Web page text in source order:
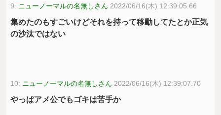
9: ニューノーマルの名無しさん 2022/06/16(木) 12:39:05.66
集めたのもすごいけどそれを持って移動してたとか正気
の沙汰ではない
10: ニューノーマルの名無しさん 2022/06/16(木) 12:39:07.70
やっぱアメ公でもゴキは苦手か